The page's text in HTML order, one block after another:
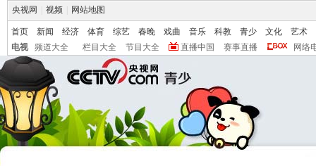
央视网 视频 网站地图
首页 新闻 经济 体育 综艺 春晚 戏曲 音乐 科教 青少 文化
艺术
电视
频道大全 栏目大全 节目大全 直播中国 赛事直播 网络